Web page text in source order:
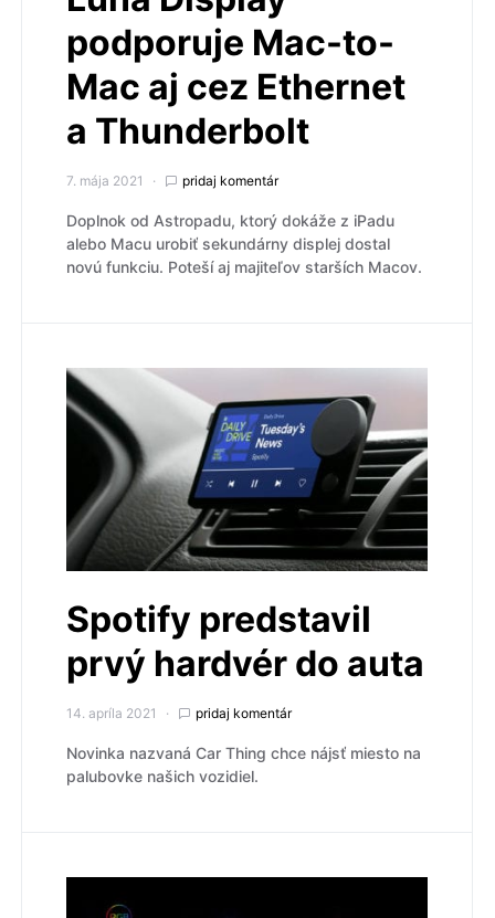
podporuje Mac-to-
Mac aj cez Ethernet
a Thunderbolt
7. mája 2021 pridaj komentár
Doplnok od Astropadu, ktorý dokáže z iPadu
alebo Macu urobiť sekundárny displej dostal
novú funkciu. Poteší aj majiteľov starších Macov.
Spotify predstavil
prvý hardvér do auta
14. apríla 2021 pridaj komentár
Novinka nazvaná Car Thing chce nájsť miesto na
palubovke našich vozidiel.